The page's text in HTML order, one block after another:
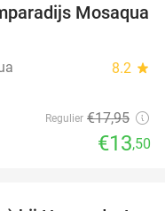
25%
Mosaqua
8.2 star
Regulier €17,95
€13,50